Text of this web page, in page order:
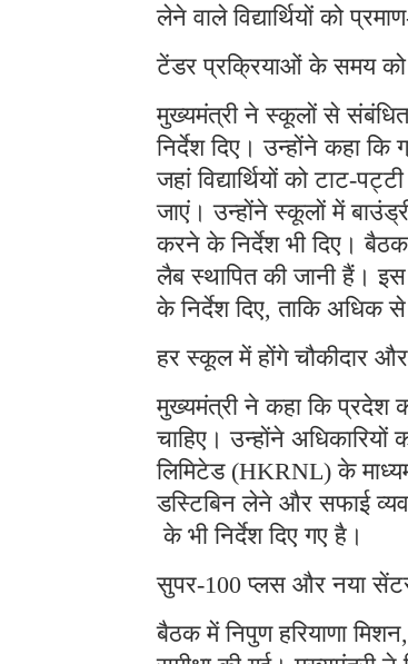
लेने वाले विद्यार्थियों को
टेंडर प्रक्रियाओं के समय
मुख्यमंत्री ने स्कूलों से
निर्देश दिए। उन्होंने कहा
जहां विद्यार्थियों को टाट-
जाएं। उन्होंने स्कूलों में
करने के निर्देश भी दिए।
लैब स्थापित की जानी हैं।
के निर्देश दिए, ताकि अधिक से
हर स्कूल में होंगे चौकीदार और
मुख्यमंत्री ने कहा कि प्रदेश
चाहिए। उन्होंने अधिकारियों
लिमिटेड (HKRNL) के
डस्टिबिन लेने और सफाई
के भी निर्देश दिए गए है।
सुपर-100 प्लस और नया सेंटर
बैठक में निपुण हरियाणा